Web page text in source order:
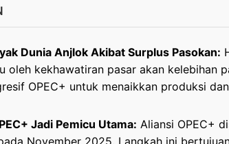
Dunia Anjlok Akibat Surplus Pasokan:
oleh kekhawatiran pasar akan kelebihan
OPEC+ untuk menaikkan produksi
Jadi Pemicu Utama: Aliansi OPEC+
November 2025. Langkah ini